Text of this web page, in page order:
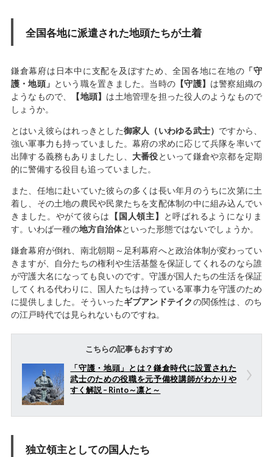
全国各地に派遣された地頭たちが土着
鎌倉幕府は日本中に支配を及ぼすため、全国各地に在地の 「守
護・地頭」 という職を置きました。当時の 【守護】 は警察組織の
ようなもので、
【地頭】 は土地管理を担った役人のようなもので
しょうか。
とはいえ彼らはれっきとした御家人（いわゆる武士） ですから、
強い軍事力も持っていました。幕府の求めに応じて兵隊を率いて
出陣する義務もありましたし、 大番役といって鎌倉や京都を定期
的に警備する役目も追っていました。
また、任地に赴いていた彼らの多くは長い年月のうちに次第に土
着し、その土地の農民や民衆たちを支配体制の中に組み込んでい
きました。やがて彼らは
【国人領主】
と呼ばれるようになりま
す。いわば一種の地方自治体といった形態ではないでしょうか。
鎌倉幕府が倒れ、南北朝期～足利幕府へと政治体制が変わってい
きますが、自分たちの権利や生活基盤を保証してくれるのなら誰
が守護大名になっても良いのです。守護が国人たちの生活を保証
してくれる代わりに、国人たちは持っている軍事力を守護のため
に提供しました。そういったギブアンドテイクの関係性は、のち
の江戸時代では見られないものですね。
こちらの記事もおすすめ
「守護・地頭」とは？鎌倉時代に設置された
武士のための役職を元予備校講師がわかりや
すく解説 – Rinto～凛と～
独立領主としての国人たち